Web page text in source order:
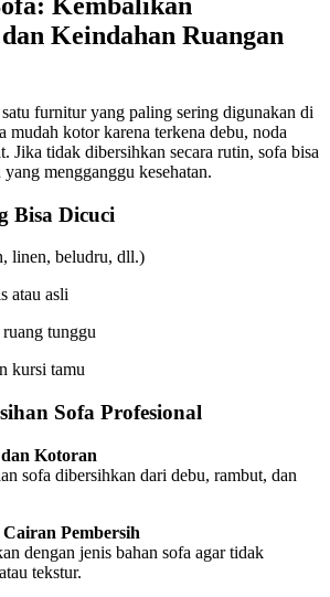
Keindahan Ruangan
furnitur yang paling sering digunakan di
mudah kotor karena terkena debu, noda
Jika tidak dibersihkan secara rutin, sofa bisa
mengganggu kesehatan.
Bisa Dicuci
linen, beludru, dll.)
atau asli
tunggu
kursi tamu
Sofa Profesional
Kotoran
sofa dibersihkan dari debu, rambut, dan
Pembersih
dengan jenis bahan sofa agar tidak
tekstur.